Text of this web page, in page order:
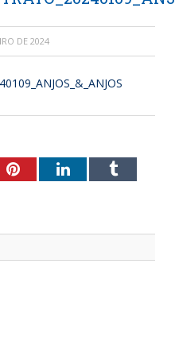
DE 2024
PinterestLinkedInTumblr